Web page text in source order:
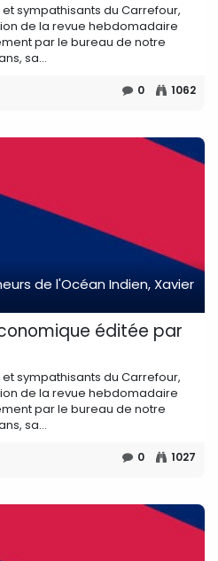
sympathisants du Carrefour,
de la revue hebdomadaire
par le bureau de notre
sa...
0 1062
de l'Océan Indien, Xavier
éditée par
sympathisants du Carrefour,
de la revue hebdomadaire
par le bureau de notre
sa...
0 1027